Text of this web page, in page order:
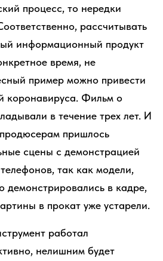
процесс, то нередки
рассчитывать
информационный продукт
время, не
пример можно привести
коронавируса. Фильм о
в течение трех лет. И
пришлось
сцены с демонстрацией
так как модели,
демонстрировались в кадре,
в прокат уже устарели.
работал
нелишним будет